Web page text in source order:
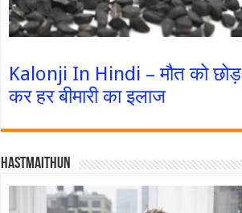
Kalonji In Hindi – मौत को छोड़
कर हर बीमारी का इलाज
Hastmaithun